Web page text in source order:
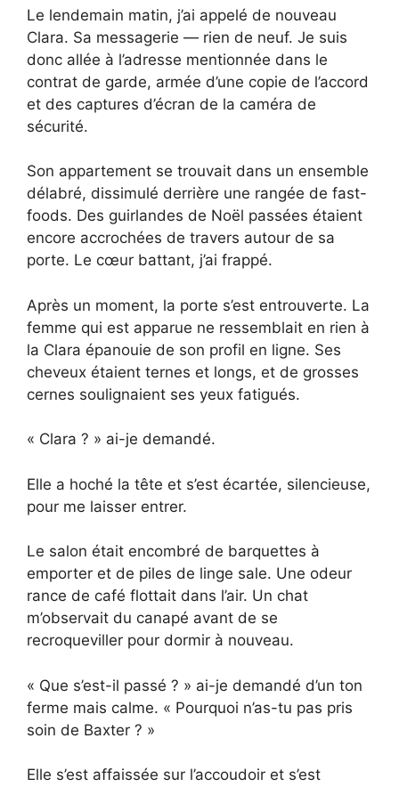
Le lendemain matin, j’ai appelé de nouveau
Clara. Sa messagerie — rien de neuf. Je suis
donc allée à l’adresse mentionnée dans le
contrat de garde, armée d’une copie de l’accord
et des captures d’écran de la caméra de
sécurité.
Son appartement se trouvait dans un ensemble
délabré, dissimulé derrière une rangée de fast-
foods. Des guirlandes de Noël passées étaient
encore accrochées de travers autour de sa
porte. Le cœur battant, j’ai frappé.
Après un moment, la porte s’est entrouverte. La
femme qui est apparue ne ressemblait en rien à
la Clara épanouie de son profil en ligne. Ses
cheveux étaient ternes et longs, et de grosses
cernes soulignaient ses yeux fatigués.
« Clara ? » ai-je demandé.
Elle a hoché la tête et s’est écartée, silencieuse,
pour me laisser entrer.
Le salon était encombré de barquettes à
emporter et de piles de linge sale. Une odeur
rance de café flottait dans l’air. Un chat
m’observait du canapé avant de se
recroqueviller pour dormir à nouveau.
« Que s’est-il passé ? » ai-je demandé d’un ton
ferme mais calme. « Pourquoi n’as-tu pas pris
soin de Baxter ? »
Elle s’est affaissée sur l’accoudoir et s’est